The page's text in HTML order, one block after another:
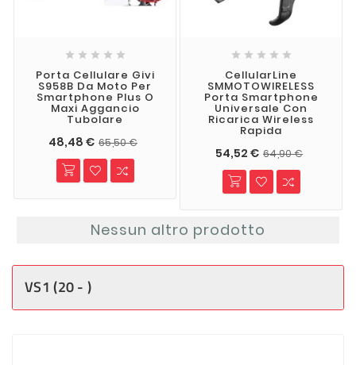
    
Porta Cellulare Givi
S958B Da Moto Per
Smartphone Plus O
Maxi Aggancio
Tubolare
48,48 € 65,50 €
    
CellularLine
SMMOTOWIRELESS
Porta Smartphone
Universale Con
Ricarica Wireless
Rapida
54,52 € 64,90 €
Nessun altro prodotto
VS1 (20 - )